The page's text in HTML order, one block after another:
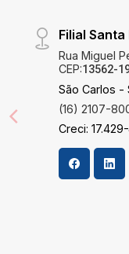
Propriedades
desejadas e
verdadeiras
em busca de
estilo, conforto
chance de
Agende sua
tudo que você
Filial Santa
Rua Miguel
CEP:13562-
São Carlos -
(16) 2107-
Creci: